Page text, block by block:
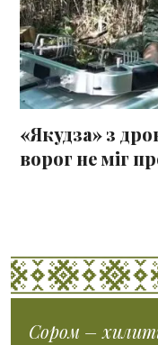
«Якудза» з
ворог не міг
Сором –